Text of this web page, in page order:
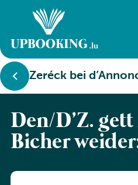
Zeréck bei
Den/D’Z.
Bicher